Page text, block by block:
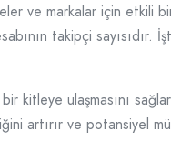
ve markalar için etkili
takipçi sayısıdır.
kitleye ulaşmasını
artırır ve potansiyel